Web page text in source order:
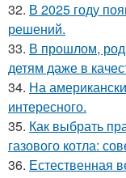
32. В 2025 году
решений.
33. В прошлом,
детям даже в
34. На
интересного.
35. Как выбрать
газового котла:
36. Естественная